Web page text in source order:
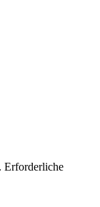
Erforderliche